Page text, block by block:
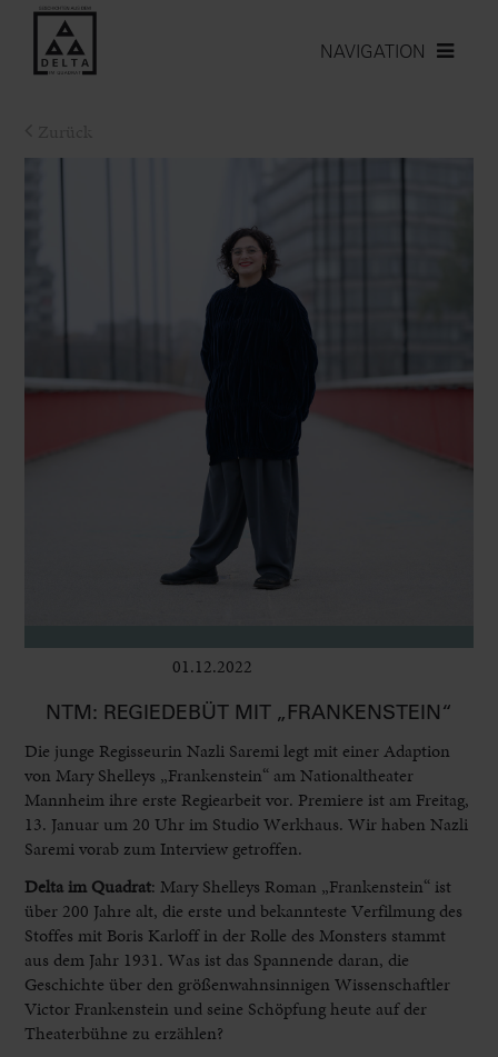
NAVIGATION
01.12.2022
NTM: REGIEDEBÜT MIT „FRANKENSTEIN“
Die junge Regisseurin Nazli Saremi legt mit einer Adaption
vonMary Shelleys „Frankenstein“ am Nationaltheater
Mannheim ihre erste Regiearbeit vor. Premiere ist am Freitag,
13. Januar um 20 Uhr im Studio Werkhaus. Wir haben Nazli
Saremi vorab zum Interview getroffen.
Delta im Quadrat: Mary Shelleys Roman „Frankenstein“ ist
über 200 Jahre alt, die erste und bekannteste Verfilmung des
Stoffes mit Boris Karloff in der Rolle des Monsters stammt
aus dem Jahr 1931. Was ist das Spannende daran, die
Geschichte über den größenwahnsinnigen Wissenschaftler
Victor Frankenstein und seine Schöpfung heute auf der
Theaterbühne zu erzählen?